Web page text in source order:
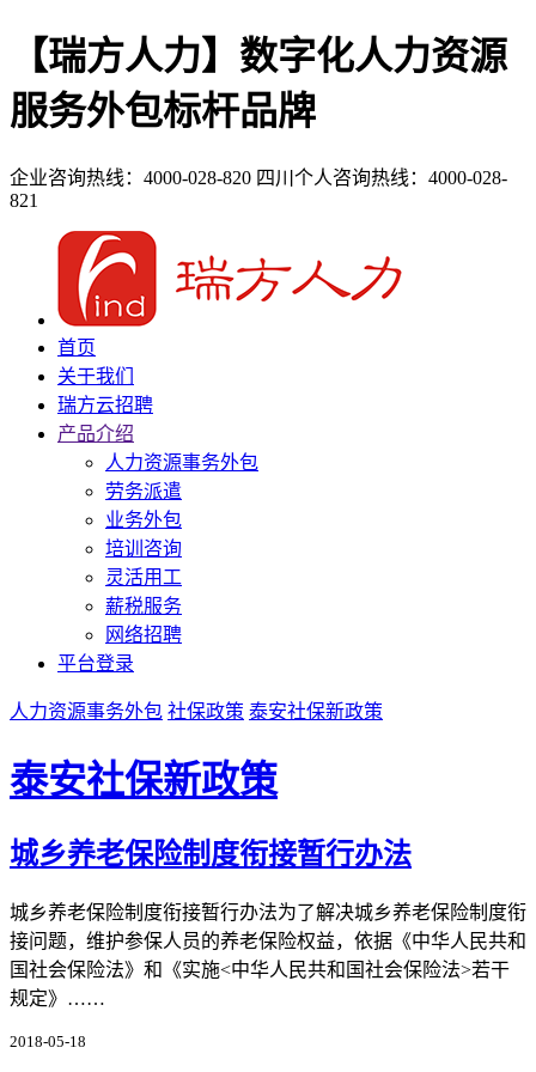
【瑞方人力】数字化人力资源
服务外包标杆品牌
企业咨询热线：4000-028-820 四川个人咨询热线：4000-028-
821
首页
关于我们
瑞方云招聘
产品介绍
人力资源事务外包
劳务派遣
业务外包
培训咨询
灵活用工
薪税服务
网络招聘
平台登录
人力资源事务外包 社保政策 泰安社保新政策
泰安社保新政策
城乡养老保险制度衔接暂行办法
城乡养老保险制度衔接暂行办法为了解决城乡养老保险制度衔
接问题，维护参保人员的养老保险权益，依据《中华人民共和
国社会保险法》和《实施<中华人民共和国社会保险法>若干
规定》……
2018-05-18